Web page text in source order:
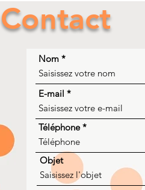
Contact
Nom
E-mail
Téléphone
Objet